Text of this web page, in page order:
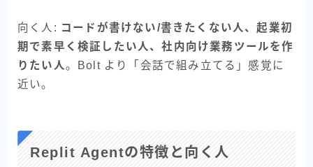
向く人: コードが書けない/書きたくない人、起業初
期で素早く検証したい人、社内向け業務ツールを作
りたい人。Bolt より「会話で組み立てる」感覚に
近い。
Replit Agentの特徴と向く人